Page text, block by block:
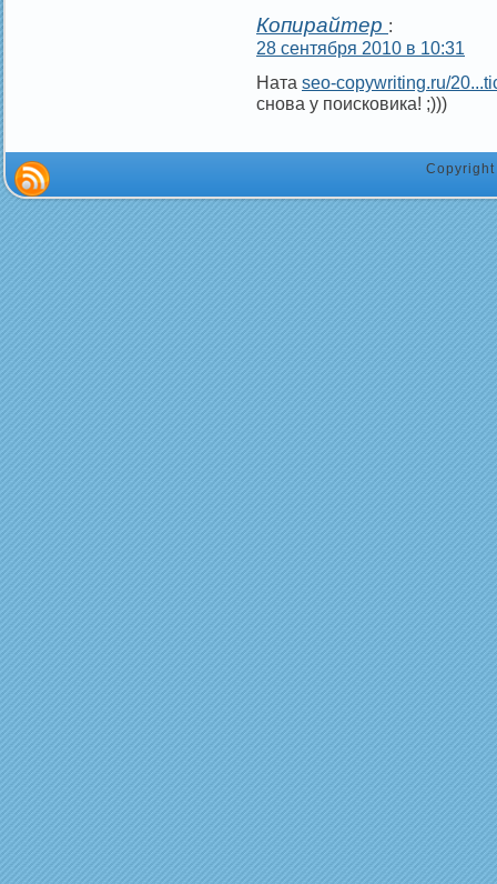
Копирайтер :
28 сентября 2010 в 10:31
Ната seo-copywriting.ru/
снова у поисковика! ;)))